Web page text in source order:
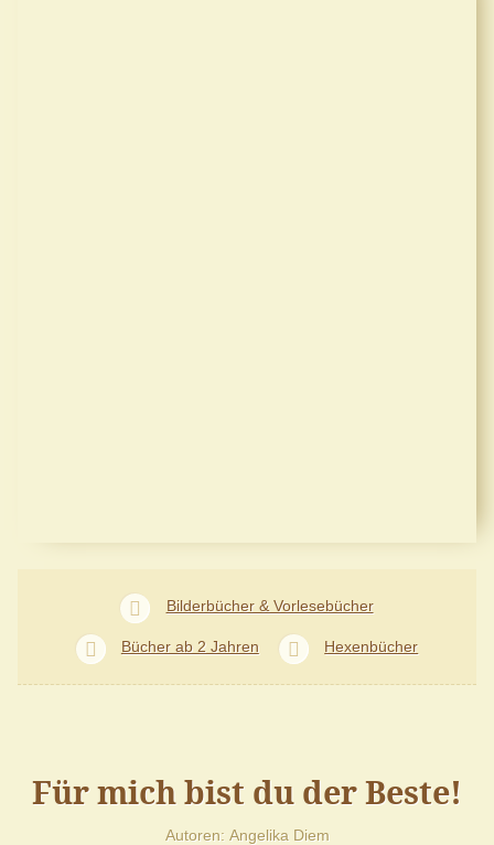
Bilderbücher & Vorlesebücher
Bücher ab 2 Jahren Hexenbücher
Für mich bist du der Beste!
Autoren Angelika Diem